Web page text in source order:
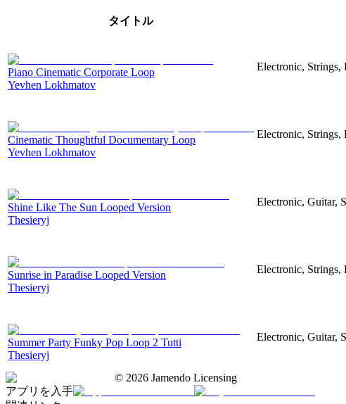
タイトル
Piano Cinematic Corporate Loop
Yevhen Lokhmatov
Electronic, Strings,
Cinematic Thoughtful Documentary Loop
Yevhen Lokhmatov
Electronic, Strings,
Shine Like The Sun Looped Version
Thesieryj
Electronic, Guitar,
Sunrise in Paradise Looped Version
Thesieryj
Electronic, Strings,
Summer Party Funky Pop Loop 2 Tutti
Thesieryj
Electronic, Guitar,
© 2026 Jamendo Licensing
アプリを入手